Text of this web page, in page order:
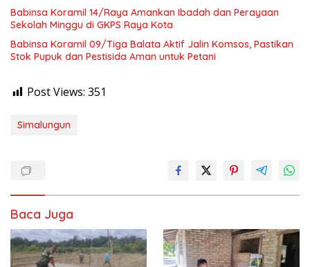
Babinsa Koramil 14/Raya Amankan Ibadah dan Perayaan
Sekolah Minggu di GKPS Raya Kota
Babinsa Koramil 09/Tiga Balata Aktif Jalin Komsos, Pastikan
Stok Pupuk dan Pestisida Aman untuk Petani
Post Views: 351
Simalungun
Baca Juga